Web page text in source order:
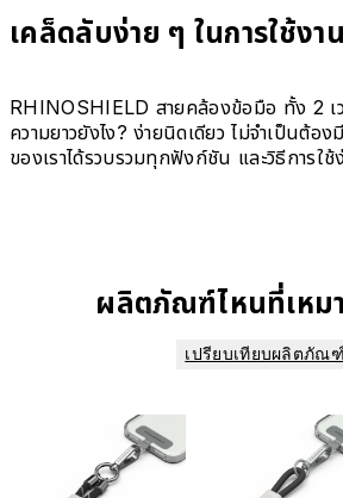
เคล็ดลับง่าย ๆ ในการใช้งาน
RHINOSHIELD สายคล้องข้อมือ ทั้ง 2 เ
ความยาวยังไง? ง่ายนิดเดียว ไม่จำเป็นต้อง
ของเราได้รวบรวมทุกฟังก์ชัน และวิธีการใช้
ผลิตภัณฑ์ไหนที่เหม
เปรียบเทียบผลิตภัณ